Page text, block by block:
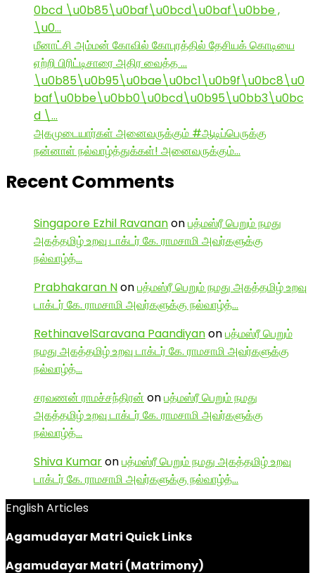
0bcd \u0b85\u0baf\u0bcd\u0baf\u0bbe ,
\u0…
மீனாட்சி அம்மன் கோவில் கோபுரத்தில் தேசியக் கொடியை
ஏற்றி பிரிட்டிசாரை அதிர வைத்த …
\u0b85\u0b95\u0bae\u0bc1\u0b9f\u0bc8\u0
baf\u0bbe\u0bb0\u0bcd\u0b95\u0bb3\u0bc
d \…
அகமுடையார்கள் அனைவருக்கும் #ஆடிப்பெருக்கு
நன்னாள் நல்வாழ்த்துக்கள்! அனைவருக்கும்…
Recent Comments
Singapore Ezhil Ravananonபத்மஸ்ரீ பெறும் நமது
அகத்தமிழ் உறவு டாக்டர் கே. ராமசாமி அவர்களுக்கு
நல்வாழ்த்…
Prabhakaran Nonபத்மஸ்ரீ பெறும் நமது அகத்தமிழ் உறவு
டாக்டர் கே. ராமசாமி அவர்களுக்கு நல்வாழ்த்…
RethinavelSaravana Paandiyanonபத்மஸ்ரீ பெறும்
நமது அகத்தமிழ் உறவு டாக்டர் கே. ராமசாமி அவர்களுக்கு
நல்வாழ்த்…
சரவணன் ராமச்சந்திரன் onபத்மஸ்ரீ பெறும் நமது
அகத்தமிழ் உறவு டாக்டர் கே. ராமசாமி அவர்களுக்கு
நல்வாழ்த்…
Shiva Kumaronபத்மஸ்ரீ பெறும் நமது அகத்தமிழ் உறவு
டாக்டர் கே. ராமசாமி அவர்களுக்கு நல்வாழ்த்…
English Articles
Agamudayar Matri Quick Links
Agamudayar Matri (Matrimony)